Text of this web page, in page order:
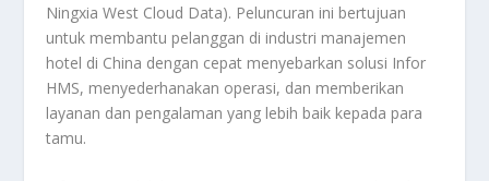
Ningxia West Cloud Data). Peluncuran ini bertujuan
untuk membantu pelanggan di industri manajemen
hotel di China dengan cepat menyebarkan solusi Infor
HMS, menyederhanakan operasi, dan memberikan
layanan dan pengalaman yang lebih baik kepada para
tamu.